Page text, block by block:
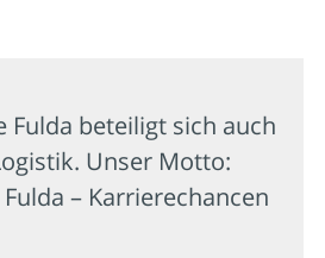
Fulda beteiligt sich auch
Unser Motto:
– Karrierechancen